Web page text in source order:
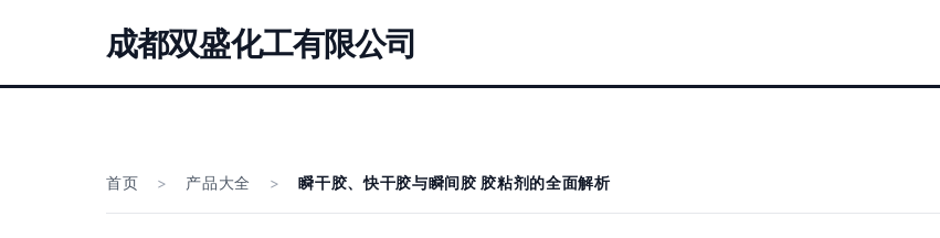
成都双盛化工有限公司
首页 > 产品大全 > 瞬干胶、快干胶与瞬间胶 胶粘剂的全面解析